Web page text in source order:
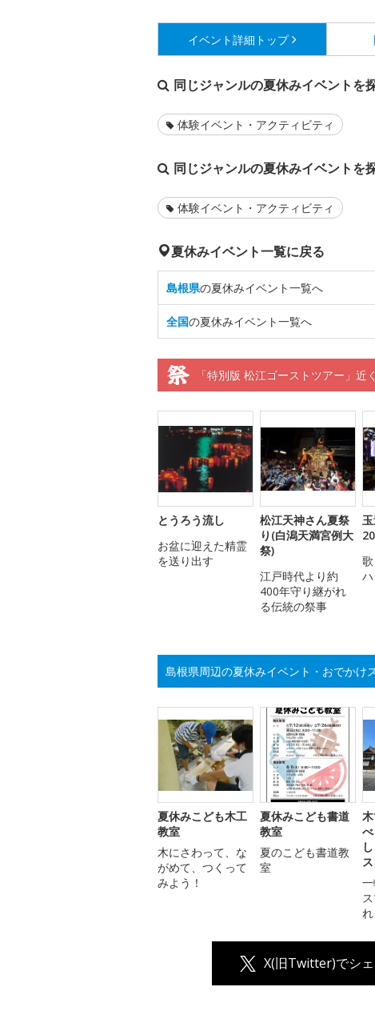
イベント詳細 トップ
同じジャンルの夏休みイベントを
体験イベント・アクティビティ
同じジャンルの夏休みイベントを
体験イベント・アクティビティ
夏休みイベント一覧に戻る
島根県の夏休みイベント一覧へ
全国の夏休みイベント一覧へ
「特別版 松江ゴーストツアー」近
とうろう流し
お盆に迎えた精霊
を送り出す
松江天神さん夏祭
り(白潟天満宮例大
祭)
江戸時代より約
400年守り継がれ
る伝統の祭事
歌
島根県周辺の夏休みイベント・おでかけ
夏休みこども木工
教室
木にさわって、な
がめて、つくって
みよう！
夏休みこども書道
教室
夏のこども書道教
室
X(旧Twitter)でシ